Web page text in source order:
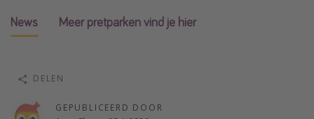
Autoverhuur
Single reizen
News Meer pretparken vind je hier
GEPUBLICEERD DOOR
DELEN